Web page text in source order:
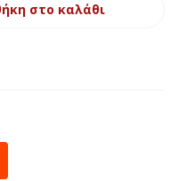
στο καλάθι